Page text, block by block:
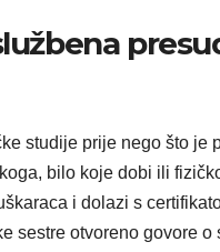
studije prije nego što je
bilo koje dobi ili
i dolazi s
sestre otvoreno govore